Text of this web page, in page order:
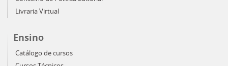
Livraria Virtual
Ensino
Catálogo de cursos